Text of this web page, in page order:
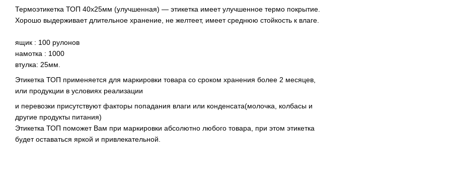
Термоэтикетка ТОП 40х25мм (улучшенная) ― этикетка имеет улучшенное термо покрытие.
Хорошо выдерживает длительное хранение, не желтеет, имеет среднюю стойкость к влаге.
ящик : 100 рулонов
намотка : 1000
втулка: 25мм.
Этикетка ТОП применяется для маркировки товара со сроком хранения более 2 месяцев,
или продукции в условиях реализации
и перевозки присутствуют факторы попадания влаги или конденсата(молочка, колбасы и
другие продукты питания)
Этикетка ТОП поможет Вам при маркировки абсолютно любого товара, при этом этикетка
будет оставаться яркой и привлекательной.